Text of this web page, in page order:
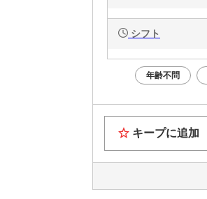
シフト
年齢不問
キープに追加